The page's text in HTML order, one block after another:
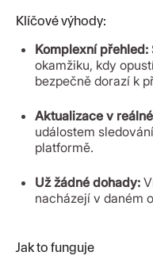
Klíčové výhody:
Komplexní přehled:
okamžiku, kdy
bezpečně dorazí k
Aktualizace v
událostem
platformě.
Už žádné dohady:
nacházejí v daném
Jak to funguje